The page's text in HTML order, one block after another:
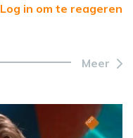
Log in om te reageren
Meer